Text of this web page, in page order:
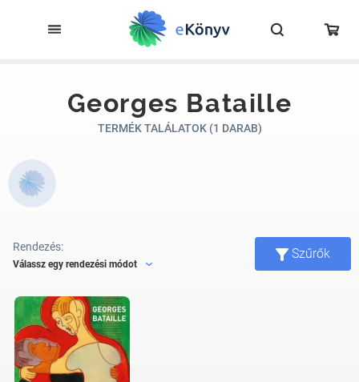
Georges Bataille
TERMÉK TALÁLATOK (1 DARAB)
Rendezés:
Válassz egy rendezési módot
Szűrők